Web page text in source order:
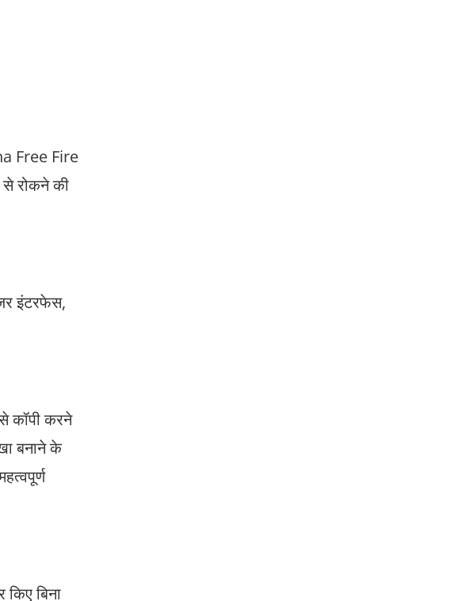
Free Fire
रोकने की
इंटरफेस,
कॉपी करने
बनाने के
बिना